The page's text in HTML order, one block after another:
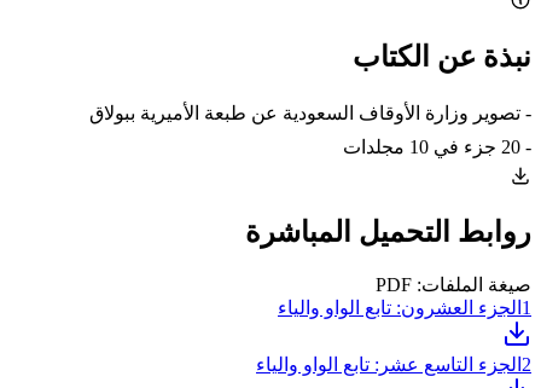
نبذة عن الكتاب
- تصوير وزارة الأوقاف السعودية عن طبعة الأميرية ببولاق
- 20 جزء في 10 مجلدات
روابط التحميل المباشرة
صيغة الملفات: PDF
1 الجزء العشرون: تابع الواو والياء
2 الجزء التاسع عشر: تابع الواو والياء